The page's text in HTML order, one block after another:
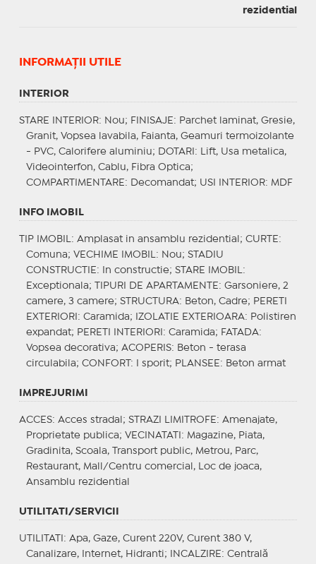
rezidential
INFORMAŢII UTILE
INTERIOR
STARE INTERIOR: Nou; FINISAJE : Parchet laminat, Gresie,
Granit, Vopsea lavabila, Faianta, Geamuri termoizolante
- PVC, Calorifere aluminiu;
DOTARI : Lift, Usa metalica,
Videointerfon, Cablu, Fibra Optica;
COMPARTIMENTARE : Decomandat; USI INTERIOR: MDF
INFO IMOBIL
TIP IMOBIL : Amplasat in ansamblu rezidential; CURTE :
Comuna; VECHIME IMOBIL : Nou; STADIU
CONSTRUCTIE : In constructie; STARE IMOBIL :
Exceptionala;
TIPURI DE APARTAMENTE : Garsoniere, 2
camere, 3 camere; STRUCTURA: Beton, Cadre; PERETI
EXTERIORI : Caramida; IZOLATIE EXTERIOARA: Polistiren
expandat; PERETI INTERIORI : Caramida; FATADA:
Vopsea decorativa; ACOPERIS: Beton - terasa
circulabila; CONFORT : I sporit; PLANSEE : Beton armat
IMPREJURIMI
ACCES: Acces stradal; STRAZI LIMITROFE : Amenajate,
Proprietate publica; VECINATATI : Magazine, Piata,
Gradinita, Scoala, Transport public, Metrou, Parc,
Restaurant, Mall/Centru comercial, Loc de joaca,
Ansamblu rezidential
UTILITATI/SERVICII
UTILITATI : Apa, Gaze, Curent 220V, Curent 380 V,
Canalizare, Internet, Hidranti;
INCALZIRE : Centrală